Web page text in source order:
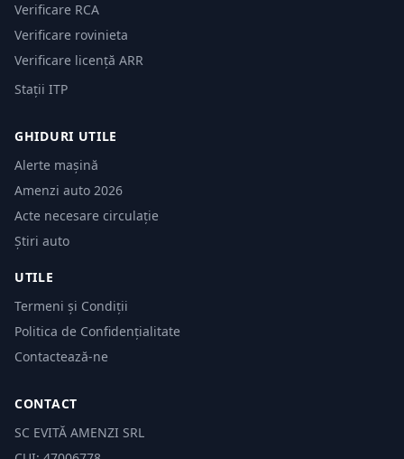
Verificare RCA
Verificare rovinieta
Verificare licență ARR
Stații ITP
GHIDURI UTILE
Alerte mașină
Amenzi auto 2026
Acte necesare circulație
Știri auto
UTILE
Termeni și Condiții
Politica de Confidențialitate
Contactează-ne
CONTACT
SC EVITĂ AMENZI SRL